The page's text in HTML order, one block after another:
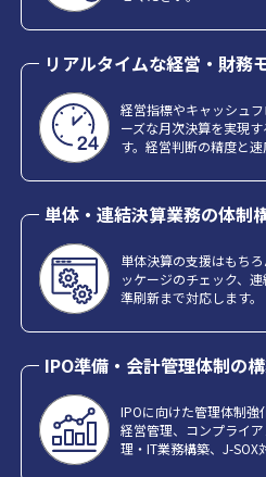
リアルタイムな経営・財務
経営指標やキャッシュ
ーズな月次決算を実現
す。経営判断の精度と速
単体・連結決算業務の体制
単体決算の支援はもち
ッケージのチェック、
準刷新まで対応します。
IPO準備・会計管理体制の
IPOに向けた管理体制強
経営管理、コンプライ
理・IT業務構築、J-SOX